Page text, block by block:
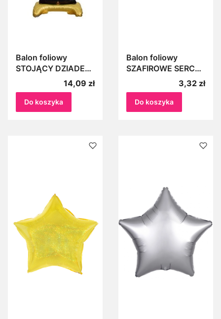
Balon foliowy
STOJĄCY DZIADEK
DO ORZECHÓW XL
124cm na Boże
Narodzenie
Cena
14,09 zł
Do koszyka
Balon foliowy
SZAFIROWE SERCE
chabrowe ok.45cm
urodziny, roczek,
18-stka
Cena
3,32 zł
Do koszyka